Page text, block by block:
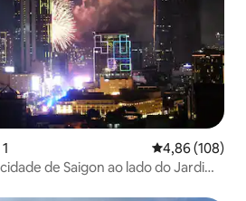
Classificação
4,86 (108)
de Saigon ao lado do Jardim